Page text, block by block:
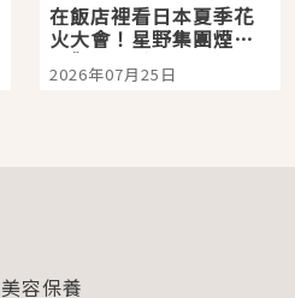
在飯店裡看日本夏季花
火大會！星野集團煙火
景觀飯店6選，讓你不用
人擠人悠閒欣賞
2026年07月25日
美容保養